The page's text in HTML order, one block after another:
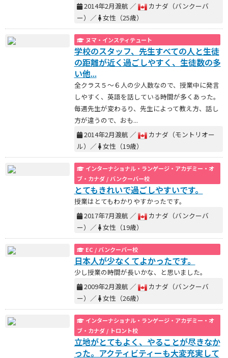
2014年2月渡航 ／
カナダ（バンクーバ
ー）／ 女性（25歳）
ヌマ・インスティテュート
学校のスタッフ、先生すべての人と生徒
の距離が近く過ごしやすく、生徒数の多
い他...
全クラス５～６人の少人数なので、授業中に発言
しやすく、英語を話している時間が多くあった。
毎週先生が変わるり、先生によって教え方、話し
方が違うので、おも...
2014年2月渡航 ／
カナダ（モントリオー
ル）／ 女性（19歳）
インターナショナル・ランゲージ・アカデミー・オ
ブ・カナダ / バンクーバー校
とてもきれいで過ごしやすいです。
授業はとてもわかりやすかったです。
2017年7月渡航 ／
カナダ（バンクーバ
ー）／ 女性（19歳）
EC / バンクーバー校
日本人が少なくてよかったです。
少し授業の時間が長いかな、と思いました。
2009年2月渡航 ／
カナダ（バンクーバ
ー）／ 女性（26歳）
インターナショナル・ランゲージ・アカデミー・オ
ブ・カナダ / トロント校
立地がとてもよく、やることが尽きなか
った。アクティビティーも大変充実して